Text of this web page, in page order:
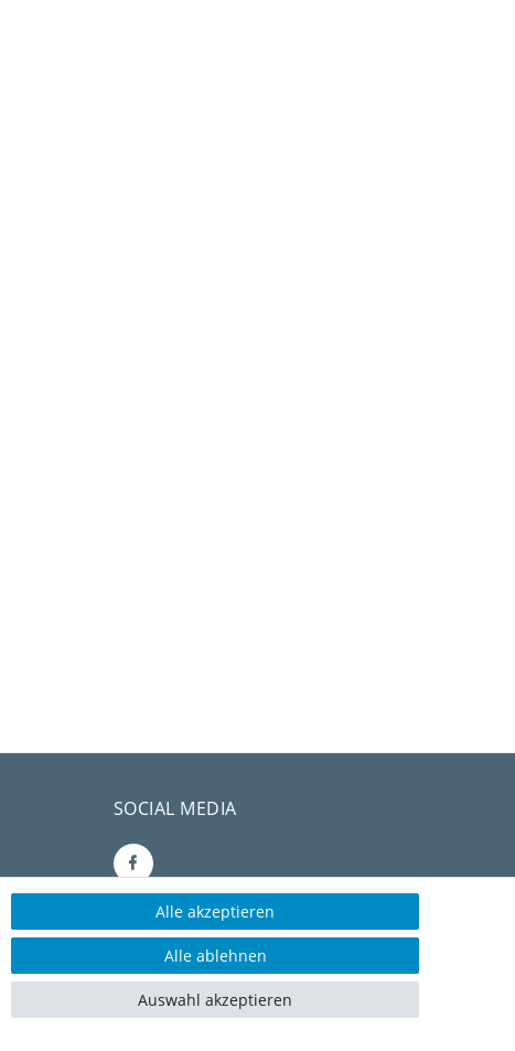
SOCIAL MEDIA
CONSULTING- UND
TEXTAGENTUR
Alle akzeptieren
Alle ablehnen
Auswahl akzeptieren